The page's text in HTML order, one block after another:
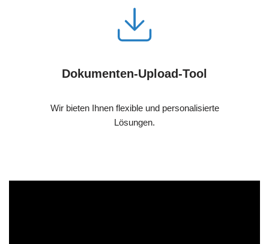
Dokumenten-Upload-Tool
Wir bieten Ihnen flexible und personalisierte
Lösungen.